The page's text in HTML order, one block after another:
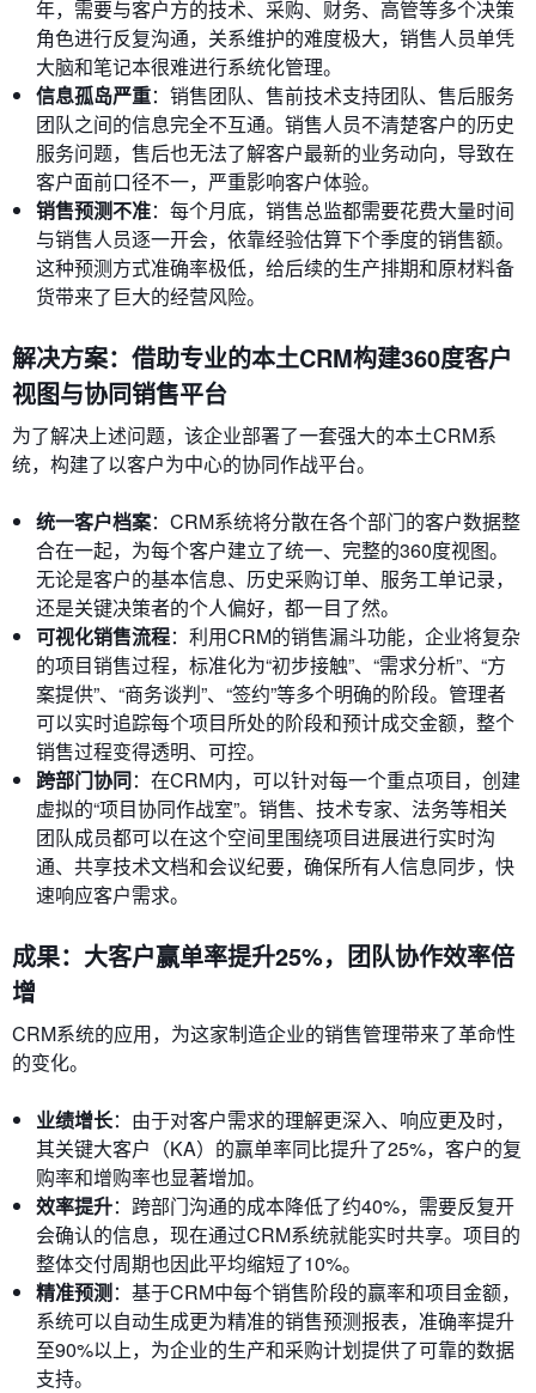
年，需要与客户方的技术、采购、财务、高管等多个决策
角色进行反复沟通，关系维护的难度极大，销售人员单凭
大脑和笔记本很难进行系统化管理。
信息孤岛严重：销售团队、售前技术支持团队、售后服务
团队之间的信息完全不互通。销售人员不清楚客户的历史
服务问题，售后也无法了解客户最新的业务动向，导致在
客户面前口径不一，严重影响客户体验。
销售预测不准：每个月底，销售总监都需要花费大量时间
与销售人员逐一开会，依靠经验估算下个季度的销售额。
这种预测方式准确率极低，给后续的生产排期和原材料备
货带来了巨大的经营风险。
解决方案：借助专业的本土CRM构建360度客户
视图与协同销售平台
为了解决上述问题，该企业部署了一套强大的本土CRM系
统，构建了以客户为中心的协同作战平台。
统一客户档案：CRM系统将分散在各个部门的客户数据整
合在一起，为每个客户建立了统一、完整的360度视图。
无论是客户的基本信息、历史采购订单、服务工单记录，
还是关键决策者的个人偏好，都一目了然。
可视化销售流程：利用CRM的销售漏斗功能，企业将复杂
的项目销售过程，标准化为“初步接触”、“需求分析”、“方
案提供”、“商务谈判”、“签约”等多个明确的阶段。管理者
可以实时追踪每个项目所处的阶段和预计成交金额，整个
销售过程变得透明、可控。
跨部门协同：在CRM内，可以针对每一个重点项目，创建
虚拟的“项目协同作战室”。销售、技术专家、法务等相关
团队成员都可以在这个空间里围绕项目进展进行实时沟
通、共享技术文档和会议纪要，确保所有人信息同步，快
速响应客户需求。
成果：大客户赢单率提升25%，团队协作效率倍
增
CRM系统的应用，为这家制造企业的销售管理带来了革命性
的变化。
业绩增长：由于对客户需求的理解更深入、响应更及时，
其关键大客户（KA）的赢单率同比提升了25%，客户的复
购率和增购率也显著增加。
效率提升：跨部门沟通的成本降低了约40%，需要反复开
会确认的信息，现在通过CRM系统就能实时共享。项目的
整体交付周期也因此平均缩短了10%。
精准预测：基于CRM中每个销售阶段的赢率和项目金额，
系统可以自动生成更为精准的销售预测报表，准确率提升
至90%以上，为企业的生产和采购计划提供了可靠的数据
支持。